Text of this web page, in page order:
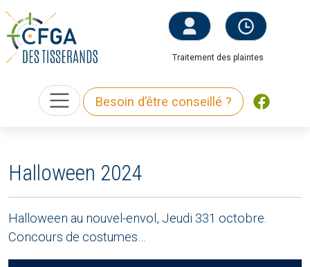
Traitement des plaintes
Besoin d’être conseillé ?
Halloween 2024
Halloween au nouvel-envol, Jeudi 331 octobre.
Concours de costumes…